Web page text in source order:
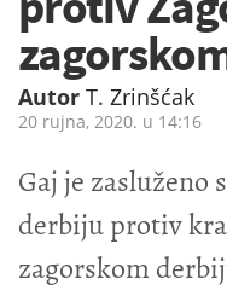
Autor T. Zrinšćak
20 rujna, 2020. u 14:16
Gaj je zasluženo
derbiju protiv
zagorskom